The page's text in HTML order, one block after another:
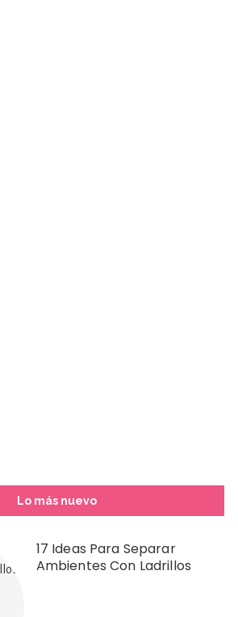
Lo más nuevo
17 Ideas Para Separar
Ambientes Con Ladrillos